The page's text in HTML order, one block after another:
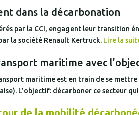
dans la décarbonation
par la CCI, engagent leur
la société Renault Kertruck. Lire la
maritime avec
maritime est en train de se
L’objectif: décarboner ce secteur